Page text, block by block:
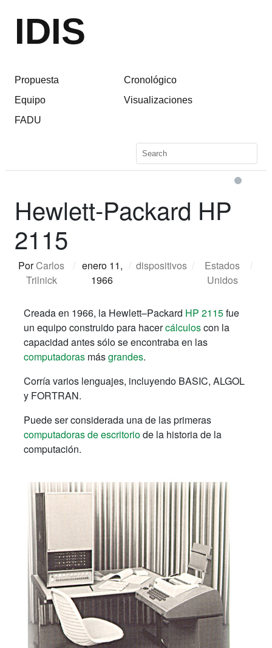
IDIS
Propuesta
Equipo
FADU
Cronológico
Visualizaciones
Hewlett-Packard HP
2115
PorCarlos
Trilnick
/ enero 11,
1966
/ dispositivos /
Estados
Unidos
/
Creada en 1966, la Hewlett–Packard HP 2115fue
un equipo construidopara hacercálculoscon la
capacidad antes sólo se encontrabaen las
computadoras másgrandes.
Corría varios lenguajes, incluyendo BASIC, ALGOL
y FORTRAN.
Puede ser considerada una de las primeras
computadoras de escritoriode la historia de la
computación.